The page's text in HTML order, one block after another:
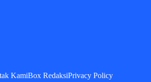
KamiBox RedaksiPrivacy Policy